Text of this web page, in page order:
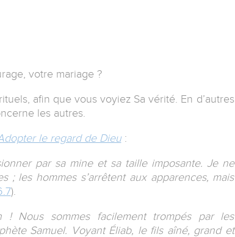
votre mariage ?
afin que vous voyiez Sa vérité. En d’autres
les autres.
le regard de Dieu:
par sa mine et sa taille imposante. Je ne
; les hommes s’arrêtent aux apparences, mais
).
Nous sommes facilement trompés par les
Samuel. Voyant Éliab, le fils aîné, grand et